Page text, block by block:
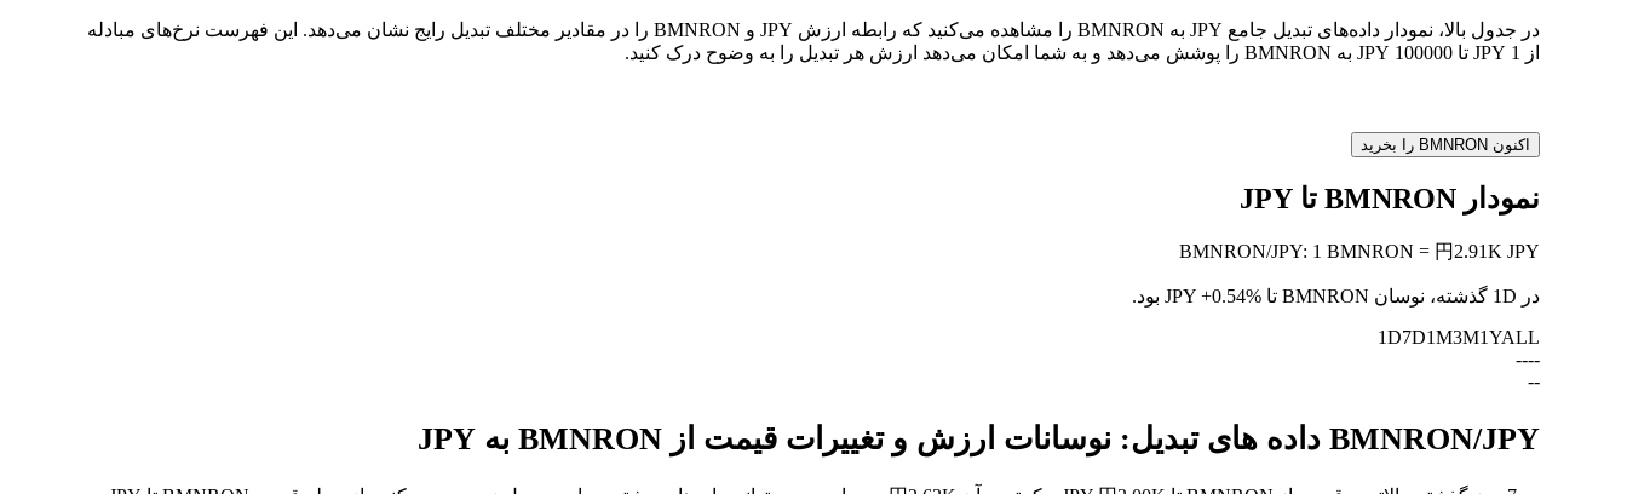
در جدول بالا، نمودار داده‌های تبدیل جامع JPY به BMNRON را مشاهده می‌کنید که رابطه ارزش JPY و BMNRON را در مقادیر مختلف تبدیل رایج نشان می‌دهد. این فهرست نرخ‌های مبادله
از 1 JPY تا 100000 JPY به BMNRON را پوشش می‌دهد و به شما امکان می‌دهد ارزش هر تبدیل را به وضوح درک کنید.
اکنون BMNRON را بخرید
نمودار BMNRON تا JPY
BMNRON/JPY: 1 BMNRON = 円2.91K JPY
در 1D گذشته، نوسان BMNRON تا JPY +0.54%
بود.
1D7D1M3M1YALL
--
--
--
BMNRON/JPY داده های تبدیل: نوسانات ارزش و تغییرات قیمت از BMNRON به JPY